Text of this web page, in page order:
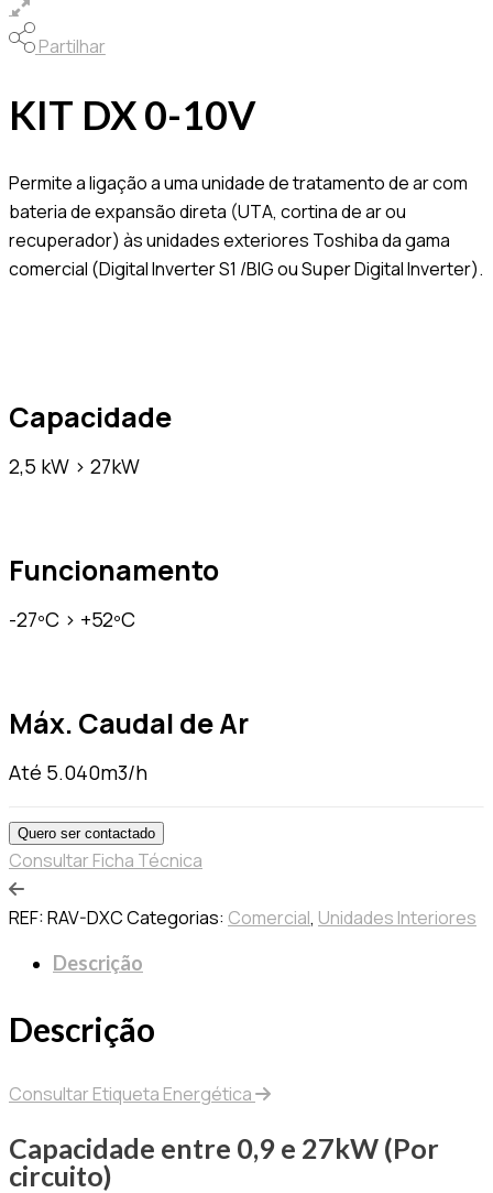
Partilhar
KIT DX 0-10V
Permite a ligação a uma unidade de tratamento de ar com
bateria de expansão direta (UTA, cortina de ar ou
recuperador) às unidades exteriores Toshiba da gama
comercial (Digital Inverter S1 /BIG ou Super Digital Inverter).
Capacidade
2,5 kW > 27kW
Funcionamento
-27ºC > +52ºC
Máx. Caudal de Ar
Até 5.040m3/h
Quero ser contactado
Consultar Ficha Técnica
REF:RAV-DXCCategorias: Comercial, Unidades Interiores
Descrição
Descrição
Consultar Etiqueta Energética
Capacidade entre 0,9 e 27kW (Por
circuito)